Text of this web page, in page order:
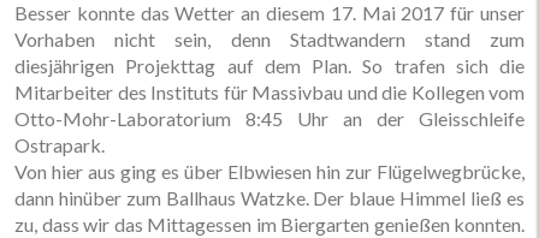
Besser konnte das Wetter an diesem 17. Mai 2017 für unser
Vorhaben nicht sein, denn Stadtwandern stand zum
diesjährigen Projekttag auf dem Plan. So trafen sich die
Mitarbeiter des Instituts für Massivbau und die Kollegen vom
Otto-Mohr-Laboratorium 8:45 Uhr an der Gleisschleife
Ostrapark.
Von hier aus ging es über Elbwiesen hin zur Flügelwegbrücke,
dann hinüber zum Ballhaus Watzke. Der blaue Himmel ließ es
zu, dass wir das Mittagessen im Biergarten genießen konnten.